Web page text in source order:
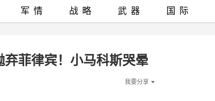
菲律宾！小马科斯哭晕
我要分享
军情 战略 武器 国际